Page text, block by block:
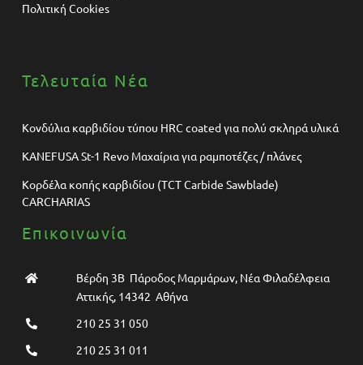
Πολιτική Cookies
Τελευταία Νέα
Κονδύλια καρβιδίου τύπου HRC coated για πολύ σκληρά υλικά
KANEFUSA St-1 Revo Μαχαίρια για ραμποτέζες / πλάνες
Κορδέλα κοπής καρβιδίου (TCT Carbide Sawblade)
CARCHARIAS
Επικοινωνία
Βέρδη 3Β Πάροδος Μαρμάρων, Νέα Φιλαδέλφεια
Αττικής, 14342 Αθήνα
210 25 31 050
210 25 31 011